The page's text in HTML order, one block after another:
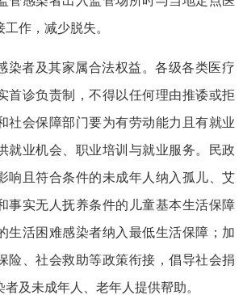
作，减少脱失。
染者及其家属合法权益。各级各类医疗
首诊负责制，不得以任何理由推诿或拒
社会保障部门要为有劳动能力且有就业
就业机会、职业培训与就业服务。民政
响且符合条件的未成年人纳入孤儿、艾
事实无人抚养条件的儿童基本生活保障
生活困难感染者纳入最低生活保障；加
险、社会救助等政策衔接，倡导社会捐
及未成年人、老年人提供帮助。